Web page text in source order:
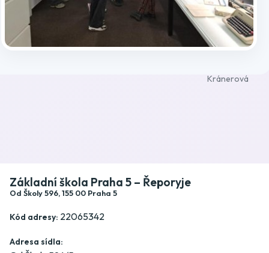
Tagy
Kránerová
Základní škola Praha 5 – Řeporyje
Od Školy 596, 155 00 Praha 5
Kód adresy: 22065342
Adresa sídla: